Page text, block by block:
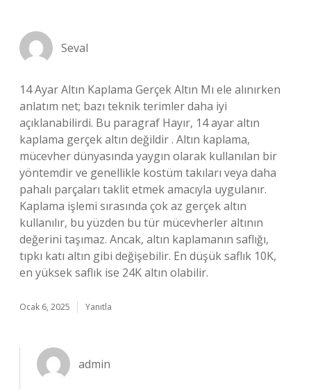
Seval
14 Ayar Altın Kaplama Gerçek Altın Mı ele alınırken
anlatım net; bazı teknik terimler daha iyi
açıklanabilirdi. Bu paragraf Hayır, 14 ayar altın
kaplama gerçek altın değildir . Altın kaplama,
mücevher dünyasında yaygın olarak kullanılan bir
yöntemdir ve genellikle kostüm takıları veya daha
pahalı parçaları taklit etmek amacıyla uygulanır.
Kaplama işlemi sırasında çok az gerçek altın
kullanılır, bu yüzden bu tür mücevherler altının
değerini taşımaz. Ancak, altın kaplamanın saflığı,
tıpkı katı altın gibi değişebilir. En düşük saflık 10K,
en yüksek saflık ise 24K altın olabilir.
Ocak 6, 2025 Yanıtla
admin